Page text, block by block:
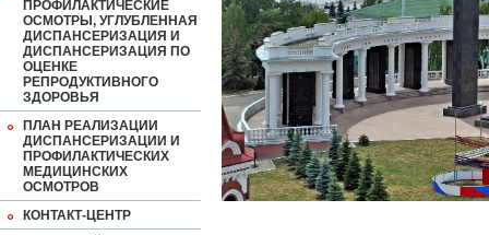
ПРОФИЛАКТИЧЕСКИЕ
ОСМОТРЫ, УГЛУБЛЕННАЯ
ДИСПАНСЕРИЗАЦИЯ И
ДИСПАНСЕРИЗАЦИЯ ПО
ОЦЕНКЕ
РЕПРОДУКТИВНОГО
ЗДОРОВЬЯ
ПЛАН РЕАЛИЗАЦИИ
ДИСПАНСЕРИЗАЦИИ И
ПРОФИЛАКТИЧЕСКИХ
МЕДИЦИНСКИХ
ОСМОТРОВ
КОНТАКТ-ЦЕНТР